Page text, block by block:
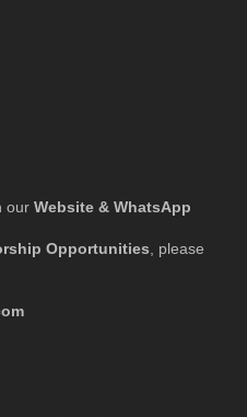
our Website & WhatsApp
Opportunities , please